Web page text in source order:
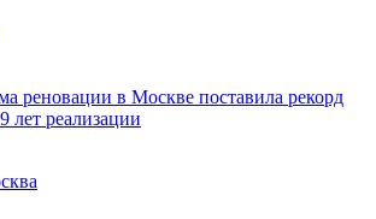
реновации в Москве поставила рекорд
лет реализации